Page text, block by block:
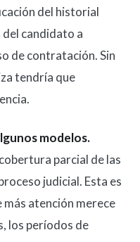
del historial
candidato a
de contratación. Sin
tendría que
modelos.
parcial de las
judicial. Esta es
más atención merece
los períodos de